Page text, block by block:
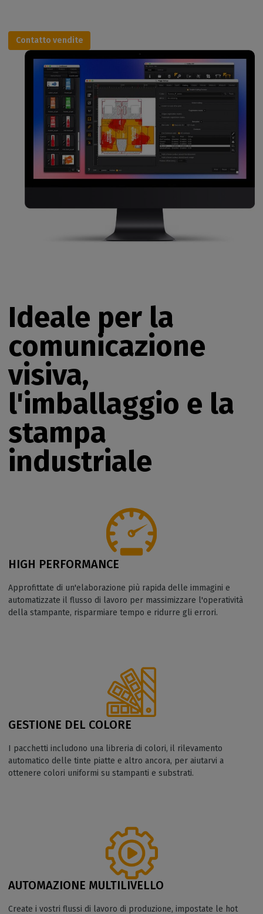
Contatto vendite
Ideale per la
comunicazione
visiva,
l'imballaggio e la
stampa
industriale
HIGH PERFORMANCE
Approfittate di un'elaborazione più rapida delle immagini e
automatizzate il flusso di lavoro per massimizzare l'operatività
della stampante, risparmiare tempo e ridurre gli errori.
GESTIONE DEL COLORE
I pacchetti includono una libreria di colori, il rilevamento
automatico delle tinte piatte e altro ancora, per aiutarvi a
ottenere colori uniformi su stampanti e substrati.
AUTOMAZIONE MULTILIVELLO
Create i vostri flussi di lavoro di produzione, impostate le hot